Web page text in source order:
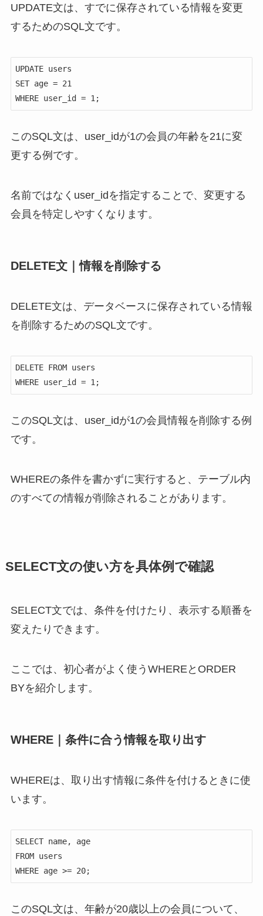
UPDATE文は、すでに保存されている情報を変更
するためのSQL文です。
UPDATE users
SET age = 21
WHERE user_id = 1;
このSQL文は、user_idが1の会員の年齢を21に変
更する例です。
名前ではなくuser_idを指定することで、変更する
会員を特定しやすくなります。
DELETE文｜情報を削除する
DELETE文は、データベースに保存されている情報
を削除するためのSQL文です。
DELETE FROM users
WHERE user_id = 1;
このSQL文は、user_idが1の会員情報を削除する例
です。
WHEREの条件を書かずに実行すると、テーブル内
のすべての情報が削除されることがあります。
SELECT文の使い方を具体例で確認
SELECT文では、条件を付けたり、表示する順番を
変えたりできます。
ここでは、初心者がよく使うWHEREとORDER
BYを紹介します。
WHERE｜条件に合う情報を取り出す
WHEREは、取り出す情報に条件を付けるときに使
います。
SELECT name, age
FROM users
WHERE age >= 20;
このSQL文は、年齢が20歳以上の会員について、